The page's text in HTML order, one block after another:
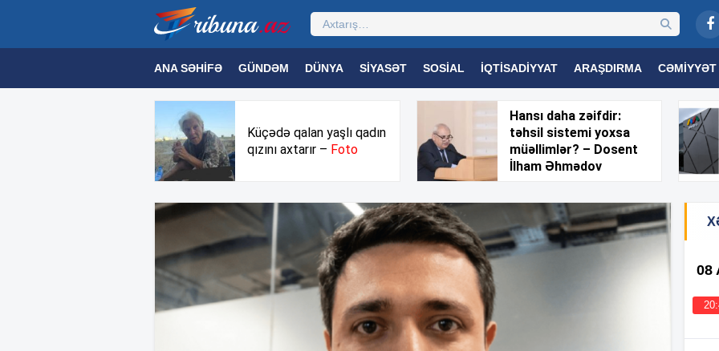
ANA SƏHIFƏ GÜNDƏM DÜNYA SIYASƏT SOSIAL İQTISADIYYAT ARAŞDIRMA CƏMIYYƏT
MƏDƏNIYYƏT SAĞLAMLIQ MARAQLI TRIBUNA TV
Küçədə qalan yaşlı qadın
qızını axtarır – Foto
Hansı daha zəifdir:
təhsil sistemi yoxsa
müəllimlər? – Dosent
İlham Əhmədov
08